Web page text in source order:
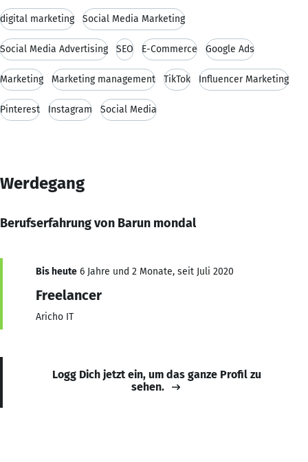
digital marketing Social Media Marketing
Social Media Advertising SEO E-Commerce Google Ads
Marketing Marketing management TikTok Influencer Marketing
Pinterest Instagram Social Media
Werdegang
Berufserfahrung von Barun mondal
Bis heute 6 Jahre und 2 Monate, seit Juli 2020
Freelancer
Aricho IT
Logg Dich jetzt ein, um das ganze Profil zu
sehen.